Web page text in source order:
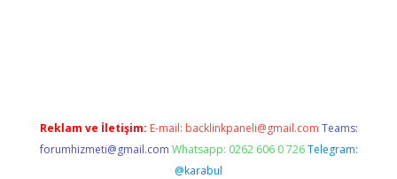
Reklam ve İletişim: E-mail: backlinkpaneli@gmail.com Teams:
forumhizmeti@gmail.com Whatsapp: 0262 606 0 726 Telegram:
@karabul